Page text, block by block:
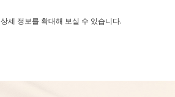
상세 정보를 확대해 보실 수 있습니다.